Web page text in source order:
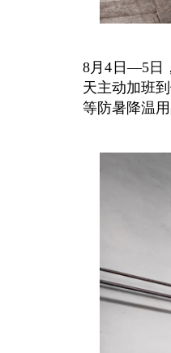
8月4日—5日
天主动加班
等防暑降温